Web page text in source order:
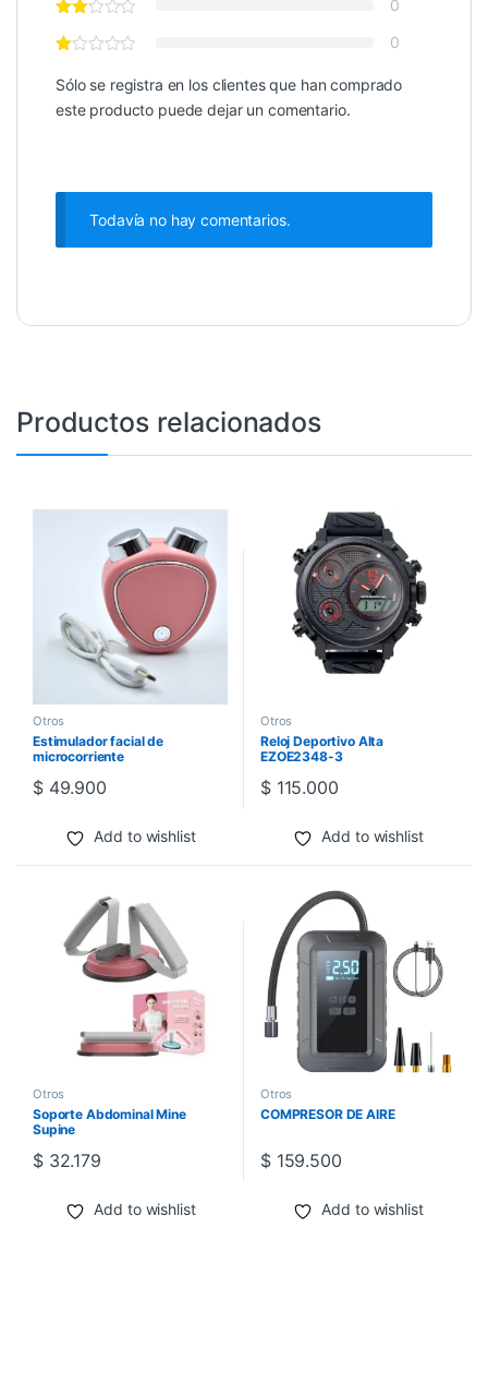
0
0
Sólo se registra en los clientes que han comprado
este producto puede dejar un comentario.
Todavía no hay comentarios.
Productos relacionados
Otros
Estimulador facial de
microcorriente
$49.900
Add to wishlist
Otros
Reloj Deportivo Alta
EZOE2348-3
$115.000
Add to wishlist
Otros
Soporte Abdominal Mine
Supine
$32.179
Add to wishlist
Otros
COMPRESOR DE AIRE
$159.500
Add to wishlist